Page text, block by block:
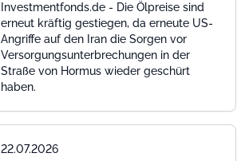
Investmentfonds.de - Die Ölpreise sind
erneut kräftig gestiegen, da erneute US-
Angriffe auf den Iran die Sorgen vor
Versorgungsunterbrechungen in der
Straße von Hormus wieder geschürt
haben.
22.07.2026